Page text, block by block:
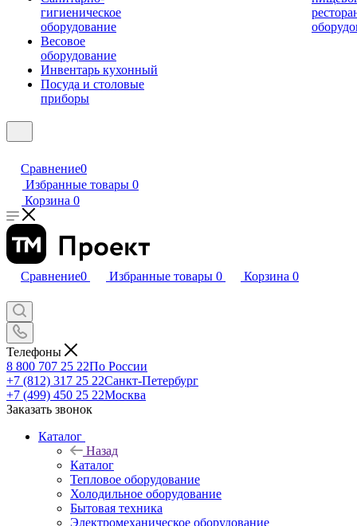
гигиеническое
оборудование
Весовое
оборудование
Инвентарь кухонный
Посуда и столовые
приборы
Сравнение0
Избранные товары 0
Корзина 0
Сравнение0 Избранные товары 0 Корзина 0
Телефоны
8 800 707 25 22По России
+7 (812) 317 25 22Санкт-Петербург
+7 (499) 450 25 22Москва
Заказать звонок
Каталог
Назад
Каталог
Тепловое оборудование
Холодильное оборудование
Бытовая техника
Электромеханическое оборудование